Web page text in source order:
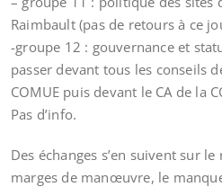
Raimbault (pas de retours à ce
-groupe 12 : gouvernance et
passer devant tous les conseils
COMUE puis devant le CA de la
Pas d’info.
Des échanges s’en suivent sur
marges de manœuvre, le